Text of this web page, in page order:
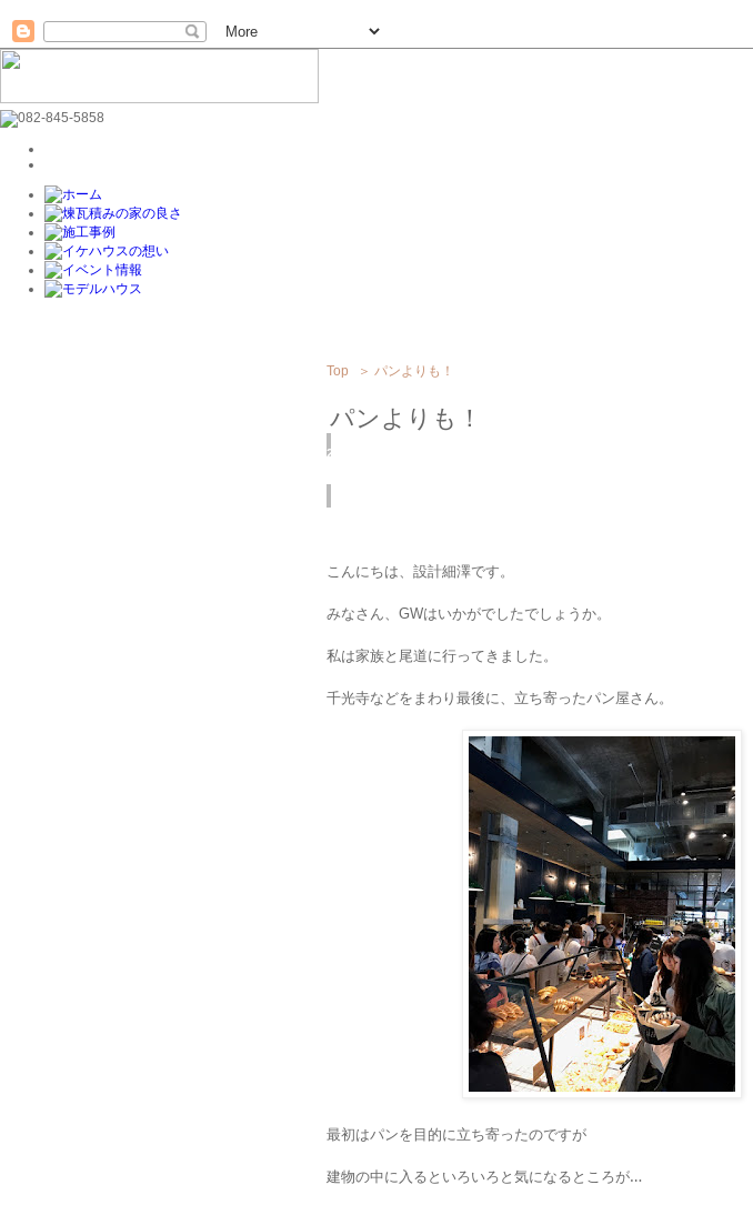
Top ＞ パンよりも！
パンよりも！
2017
こんにちは、設計細澤です。
みなさん、 GWはいかがでしたでしょうか。
私は家族と尾道に行ってきました。
千光寺などをまわり最後に、立ち寄ったパン屋さん。
最初はパンを目的に立ち寄ったのですが
建物の中に入るといろいろと気になるところが…